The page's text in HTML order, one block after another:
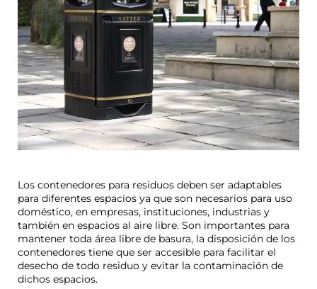
Los contenedores para residuos deben ser adaptables
para diferentes espacios ya que son necesarios para uso
doméstico, en empresas, instituciones, industrias y
también en espacios al aire libre. Son importantes para
mantener toda área libre de basura, la disposición de los
contenedores tiene que ser accesible para facilitar el
desecho de todo residuo y evitar la contaminación de
dichos espacios.